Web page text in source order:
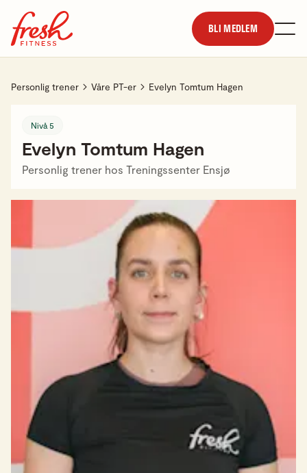
BLI MEDLEM
Personlig trener Våre PT-er Evelyn Tomtum Hagen
Evelyn Tomtum Hagen
Nivå 5
Personlig trener hos Treningssenter Ensjø